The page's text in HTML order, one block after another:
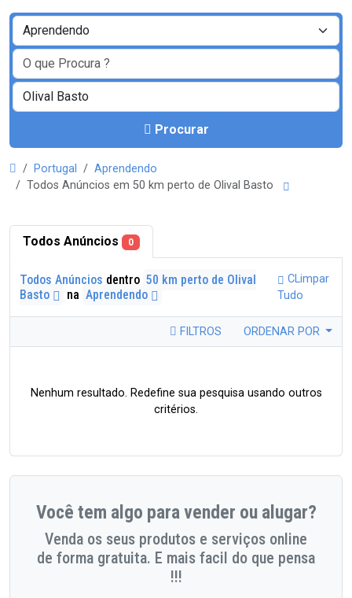
Procurar
Portugal
Aprendendo
Todos Anúncios em 50 km perto de Olival Basto
Todos Anúncios 0
Todos Anúncios dentro 50 km perto de Olival
Basto
na Aprendendo
CLimpar
Tudo
FILTROS ORDENAR POR
Nenhum resultado. Redefine sua pesquisa usando outros
critérios.
Você tem algo para vender ou alugar?
Venda os seus produtos e serviços online
de forma gratuita. E mais facil do que pensa
!!!